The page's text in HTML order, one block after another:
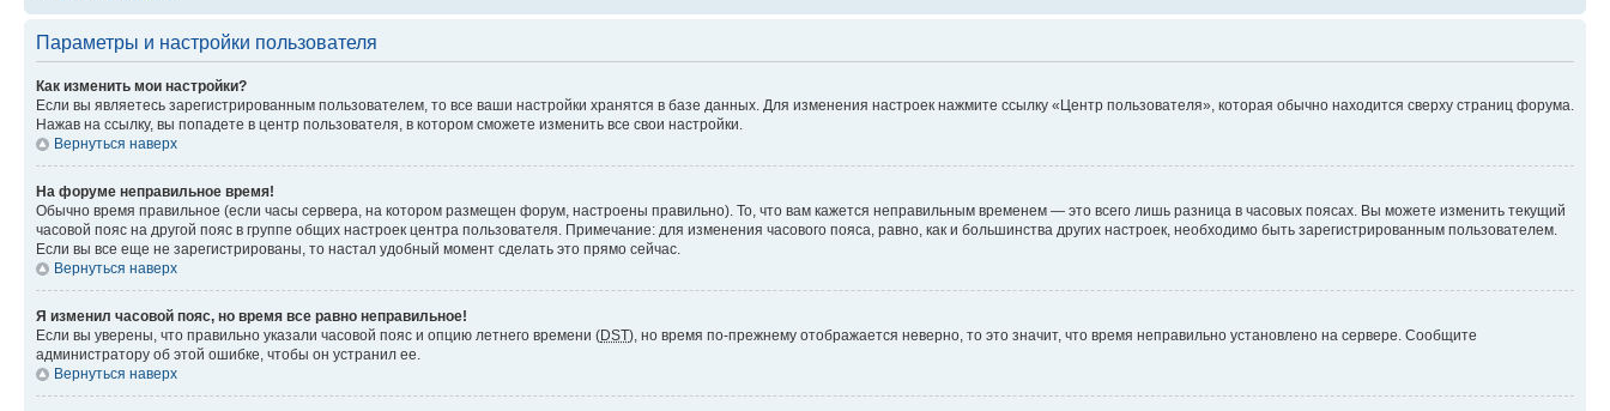
Параметры и настройки пользователя
Как изменить мои настройки?
Если вы являетесь зарегистрированным пользователем, то все ваши настройки хранятся в базе данных. Для изменения настроек нажмите ссылку «Центр пользователя», которая обычно находится сверху страниц форума.
Нажав на ссылку, вы попадете в центр пользователя, в котором сможете изменить все свои настройки.
Вернуться наверх
На форуме неправильное время!
Обычно время правильное (если часы сервера, на котором размещен форум, настроены правильно). То, что вам кажется неправильным временем — это всего лишь разница в часовых поясах. Вы можете изменить текущий
часовой пояс на другой пояс в группе общих настроек центра пользователя. Примечание: для изменения часового пояса, равно, как и большинства других настроек, необходимо быть зарегистрированным пользователем.
Если вы все еще не зарегистрированы, то настал удобный момент сделать это прямо сейчас.
Вернуться наверх
Я изменил часовой пояс, но время все равно неправильное!
Если вы уверены, что правильно указали часовой пояс и опцию летнего времени (DST), но время по-прежнему отображается неверно, то это значит, что время неправильно установлено на сервере. Сообщите
администратору об этой ошибке, чтобы он устранил ее.
Вернуться наверх